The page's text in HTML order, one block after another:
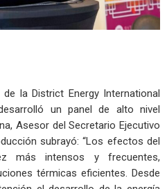
la District Energy International
un panel de alto nivel
Asesor del Secretario Ejecutivo
subrayó: “Los efectos del
más intensos y frecuentes,
térmicas eficientes. Desde